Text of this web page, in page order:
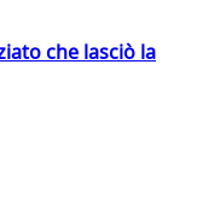
che lasciò la